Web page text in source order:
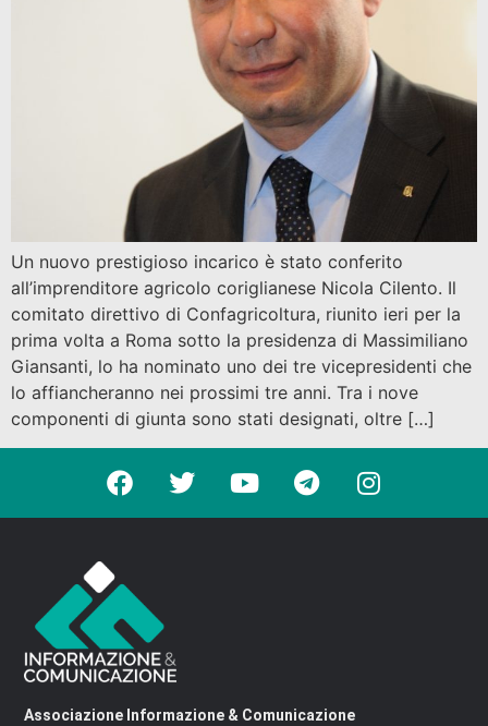
Un nuovo prestigioso incarico è stato conferito
all’imprenditore agricolo coriglianese Nicola Cilento. Il
comitato direttivo di Confagricoltura, riunito ieri per la
prima volta a Roma sotto la presidenza di Massimiliano
Giansanti, lo ha nominato uno dei tre vicepresidenti che
lo affiancheranno nei prossimi tre anni. Tra i nove
componenti di giunta sono stati designati, oltre […]
Associazione Informazione & Comunicazione